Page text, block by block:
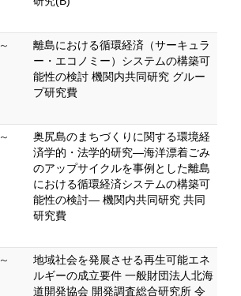
離島における循環経済（サーキュラ
ー・エコノミー）システムの構築可
能性の検討 機関内共同研究 グルー
プ研究費
奥尻島のまちづくりに関する環境経
済学的・法学的研究―海洋漂着ごみ
のアップサイクルを事例とした離島
における循環経済システムの構築可
能性の検討― 機関内共同研究 共同
研究費
地域社会を発展させる再生可能エネ
ルギーの成立要件 一般財団法人北海
道開発協会 開発調査総合研究所 令